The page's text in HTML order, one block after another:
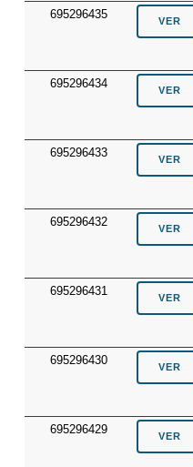
695296435
695296434
695296433
695296432
695296431
695296430
695296429